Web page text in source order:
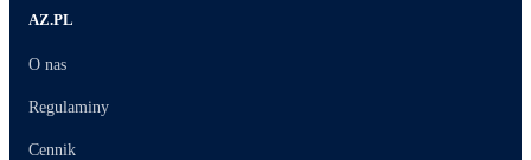
AZ.PL
O nas
Regulaminy
Cennik